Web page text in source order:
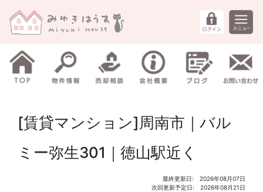
[賃貸マンション]周南市｜バル
ミー弥生301｜徳山駅近く
最終更新日: 2026年08月07日
次回更新予定日: 2026年08月21日